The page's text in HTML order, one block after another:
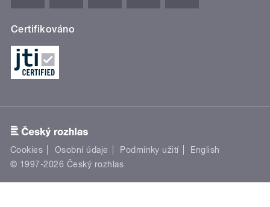
Certifikováno
Cookies Osobní údaje Podmínky užití
English
© 1997-2026 Český rozhlas